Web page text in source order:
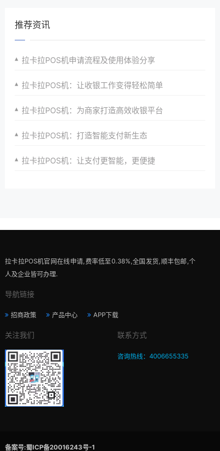
推荐资讯
拉卡拉POS机申请流程及使用体验分享
拉卡拉POS机：让收银工作变得轻松简单
拉卡拉POS机：为商家打造高效收银平台
拉卡拉POS机：打造智能支付新生态
拉卡拉POS机：让支付更智能，更便捷
拉卡拉POS机官网在线申请,费率低至0.38%,全国发货,顺丰包邮,个
人及企业皆可办理.
导航链接
招商政策 产品中心 APP下载
关注我们 联系方式
咨询热线：4006655335
备案号:蜀ICP备20016243号-1